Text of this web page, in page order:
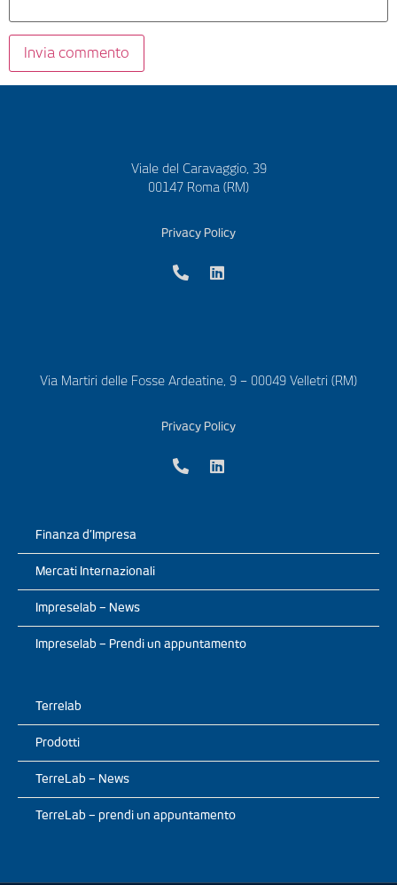
Viale del Caravaggio, 39
00147 Roma (RM)
Privacy Policy
Via Martiri delle Fosse Ardeatine, 9 – 00049 Velletri (RM)
Privacy Policy
Finanza d’Impresa
Mercati Internazionali
Impreselab – News
Impreselab – Prendi un appuntamento
Terrelab
Prodotti
TerreLab – News
TerreLab – prendi un appuntamento